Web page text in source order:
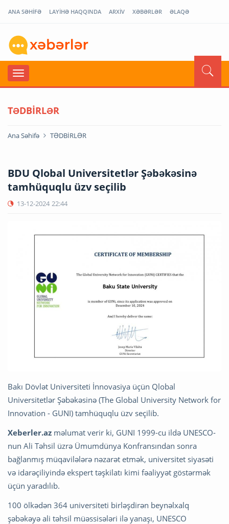
ANA SƏHİFƏ LAYİHƏ HAQQINDA ARXİV XƏBƏRLƏR ƏLAQƏ
TƏDBİRLƏR
Ana Səhifə TƏDBİRLƏR
BDU Qlobal Universitetlər Şəbəkəsinə
tamhüquqlu üzv seçilib
13-12-2024 22:44
Bakı Dövlət Universiteti İnnovasiya üçün Qlobal
Universitetlər Şəbəkəsinə (The Global University Network for
Innovation - GUNI) tamhüquqlu üzv seçilib.
Xeberler.az məlumat verir ki, GUNI 1999-cu ildə UNESCO-
nun Ali Təhsil üzrə Ümumdünya Konfransından sonra
bağlanmış müqavilələrə nəzarət etmək, universitet siyasəti
və idarəçiliyində ekspert təşkilatı kimi fəaliyyət göstərmək
üçün yaradılıb.
100 ölkədən 364 universiteti birləşdirən beynəlxalq
şəbəkəyə ali təhsil müəssisələri ilə yanaşı, UNESCO